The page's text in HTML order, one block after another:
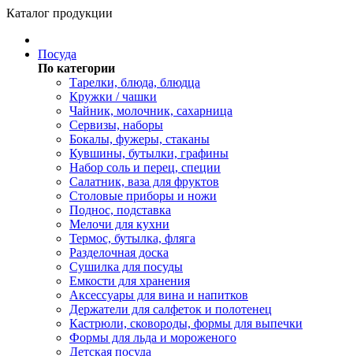
Каталог продукции
Посуда
По категории
Тарелки, блюда, блюдца
Кружки / чашки
Чайник, молочник, сахарница
Сервизы, наборы
Бокалы, фужеры, стаканы
Кувшины, бутылки, графины
Набор соль и перец, специи
Салатник, ваза для фруктов
Столовые приборы и ножи
Поднос, подставка
Мелочи для кухни
Термос, бутылка, фляга
Разделочная доска
Сушилка для посуды
Емкости для хранения
Аксессуары для вина и напитков
Держатели для салфеток и полотенец
Кастрюли, сковороды, формы для выпечки
Формы для льда и мороженого
Детская посуда